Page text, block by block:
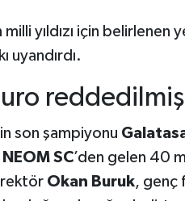
milli yıldızı için
uyandırdı.
son şampiyonu
NEOM SC’den gelen 40
Okan Buruk, genç